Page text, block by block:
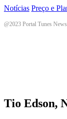
Notícias Preço e
@2023 Portal Tunes News
Tio Edson,